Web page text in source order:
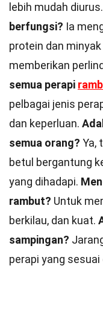
lebih mudah diurus.
berfungsi? Ia
protein dan
memberikan
semua perapi
pelbagai jenis
dan keperluan.
semua orang? Ya,
betul bergantung
yang dihadapi.
rambut? Untuk
berkilau, dan kuat.
sampingan?
perapi yang